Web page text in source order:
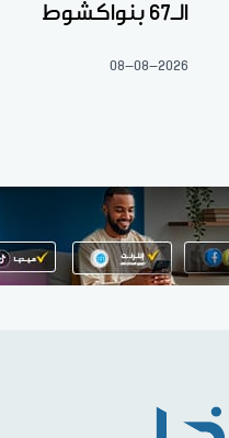
الـ67 بنواكشوط
08-08-2026